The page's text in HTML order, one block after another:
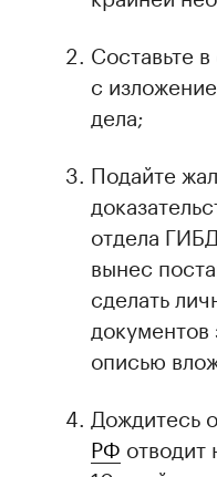
Составьте
с
дела;
Подайте
отдела
вынес
сделать
описью
Дождитесь
РФ отводит